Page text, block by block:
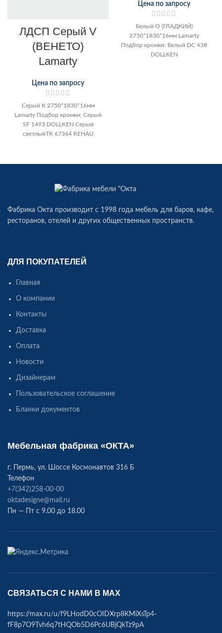
ЛДСП Серый V
(ВЕНЕТО)
Lamarty
Цена по запросу
Серый К 2750*1830*16мм
Lamarty Подбор кромки: Серый
SF 1493 DOLLKEN Серый
светлыйTR 67364 REHAU
Цена по запросу
Белый О (ГЛАДКИЙ)
2750*1830*16мм Lamarty
Подбор кромки: Белый DC 438
DOLLKEN
Фабрика Окта производит c 1998 года мебель для баров, кафе,
ресторанов, отелей и других общественных пространств.
ДЛЯ ПОКУПАТЕЛЕЙ
Главная
О компании
Контакты
Доставка
Оплата
Новости
Дизайнерам
Пользовательское соглашение
Бланки документов
Мебельная фабрика «ОКТА»
г. Пермь, ул. Шоссе Космонавтов 316 Б
Телефон
+7(342)258-00-00
oktadesigne@mail.ru
Пн — Пт с 9.00 до 18.00
СВЯЗАТЬСЯ С НАМИ В МАХ
https://max.ru/u/f9LHodD0cOIDXrp8KMiXsTp4-
fF8p7O9Tvh6q7tHQOb5D6Pc6UBjQkTz9pA